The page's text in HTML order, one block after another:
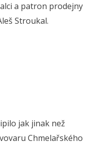
a patron prodejny
Stroukal.
jak jinak než
Chmelařského